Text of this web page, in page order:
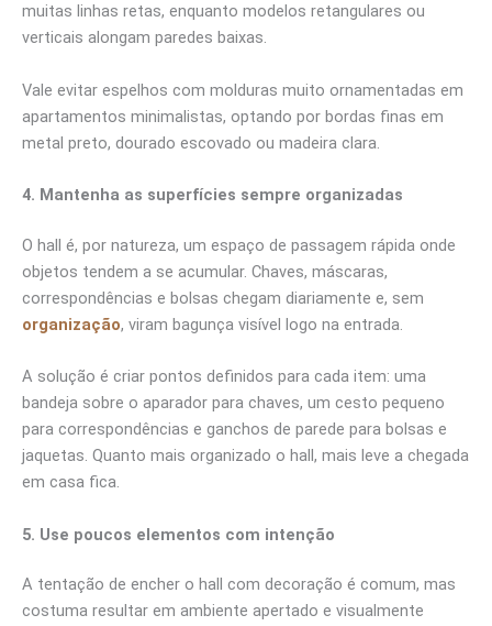
muitas linhas retas, enquanto modelos retangulares ou
verticais alongam paredes baixas.
Vale evitar espelhos com molduras muito ornamentadas em
apartamentos minimalistas, optando por bordas finas em
metal preto, dourado escovado ou madeira clara.
4. Mantenha as superfícies sempre organizadas
O hall é, por natureza, um espaço de passagem rápida onde
objetos tendem a se acumular. Chaves, máscaras,
correspondências e bolsas chegam diariamente e, sem
organização, viram bagunça visível logo na entrada.
A solução é criar pontos definidos para cada item: uma
bandeja sobre o aparador para chaves, um cesto pequeno
para correspondências e ganchos de parede para bolsas e
jaquetas. Quanto mais organizado o hall, mais leve a chegada
em casa fica.
5. Use poucos elementos com intenção
A tentação de encher o hall com decoração é comum, mas
costuma resultar em ambiente apertado e visualmente